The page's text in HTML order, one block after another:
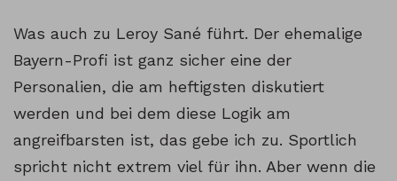
Was auch zu Leroy Sané führt. Der ehemalige
Bayern-Profi ist ganz sicher eine der
Personalien, die am heftigsten diskutiert
werden und bei dem diese Logik am
angreifbarsten ist, das gebe ich zu. Sportlich
spricht nicht extrem viel für ihn. Aber wenn die